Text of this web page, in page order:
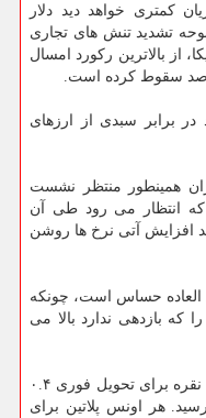
كمتری خواهد دید دلار
تشدید تنش های تجاری
از بالاترین ركورد امسال
۰.۱ درصد در برابر سبدی از ارزهای
همینطور منتظر نشست
كه انتظار می رود طی آن
افزایش آتی نرخ ها روشن
العاده حساس است، چونكه
كه بازدهی ندارد بالا می
سایر فلزات ارزشمند، هر اونس نقره برای تحویل فوری ۰.۴
پیدا كرد و به ۱۴.۱۹ دلار رسید. هر اونس پلاتین برای